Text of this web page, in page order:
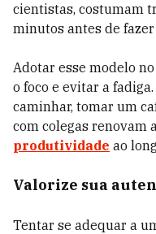
cientistas, costumam
minutos antes de
Adotar esse modelo
o foco e evitar a
caminhar, tomar um
com colegas renovam
produtividade ao
Valorize sua
Tentar se adequar a